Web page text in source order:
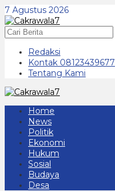
Lewati
ke
konten
7 Agustus 2026
Redaksi
Kontak 08123439677
Tentang Kami
Home
News
Politik
Ekonomi
Hukum
Sosial
Budaya
Desa